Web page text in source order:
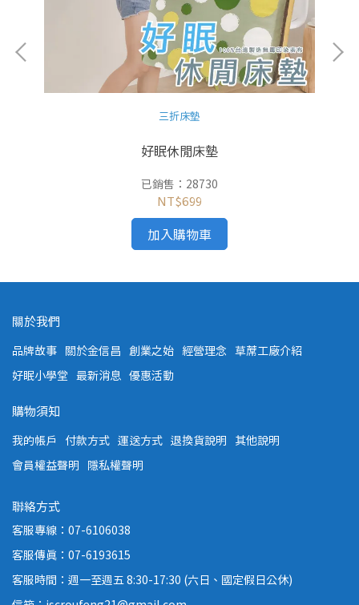
三折床墊
好眠休閒床墊
已銷售：28730
NT$699
加入購物車
關於我們
品牌故事 關於金信昌 創業之始 經營理念 草蓆工廠介紹
好眠小學堂 最新消息 優惠活動
購物須知
我的帳戶 付款方式 運送方式 退換貨說明 其他說明
會員權益聲明 隱私權聲明
聯絡方式
客服專線：07-6106038
客服傳真：07-6193615
客服時間：週一至週五 8:30-17:30 (六日、國定假日公休)